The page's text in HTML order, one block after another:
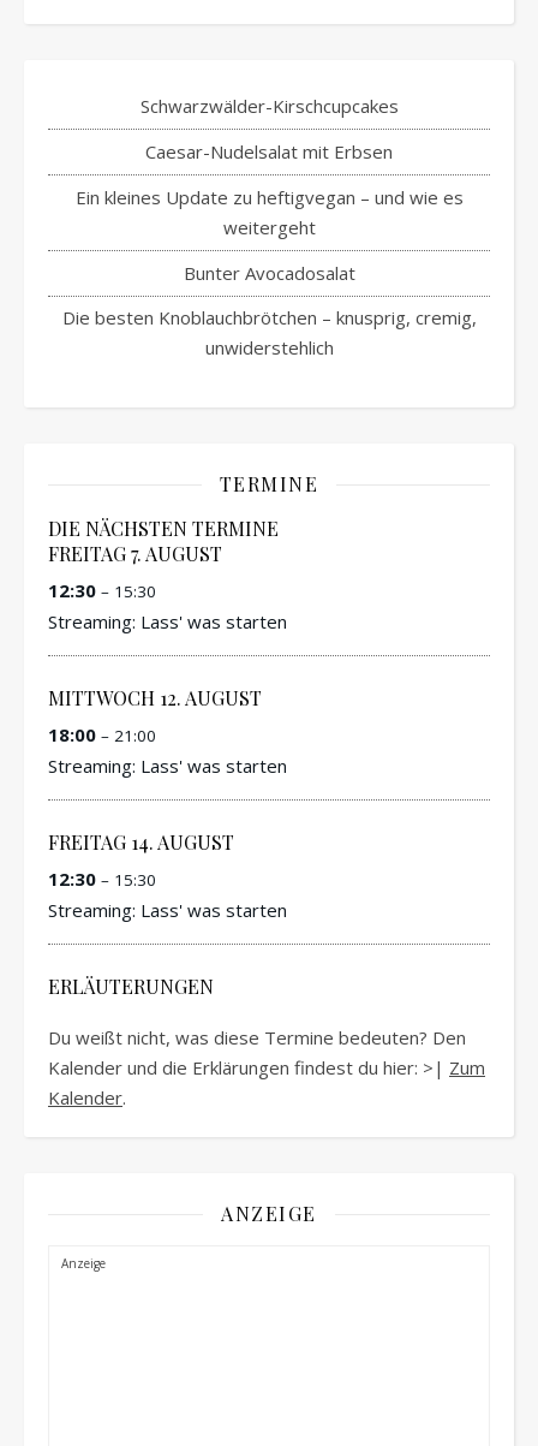
Schwarzwälder-Kirschcupcakes
Caesar-Nudelsalat mit Erbsen
Ein kleines Update zu heftigvegan – und wie es
weitergeht
Bunter Avocadosalat
Die besten Knoblauchbrötchen – knusprig, cremig,
unwiderstehlich
TERMINE
DIE NÄCHSTEN TERMINE
FREITAG7. AUGUST
12:30 – 15:30
Streaming: Lass' was starten
MITTWOCH 12. AUGUST
18:00 – 21:00
Streaming: Lass' was starten
FREITAG 14. AUGUST
12:30 – 15:30
Streaming: Lass' was starten
ERLÄUTERUNGEN
Du weißt nicht, was diese Termine bedeuten? Den
Kalender und die Erklärungen findest du hier: >| Zum
Kalender.
ANZEIGE